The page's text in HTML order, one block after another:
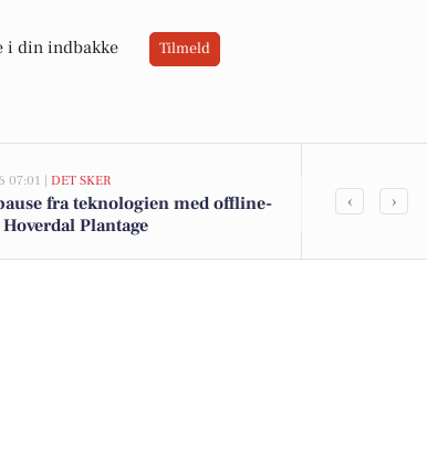
i din indbakke Tilmeld
07:01 | DET SKER
fra teknologien med offline-
Plantage
Betaler du
‹ ›